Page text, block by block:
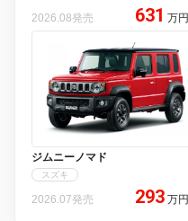
2026.08発売 631 万円
ジムニーノマド
スズキ
2026.07発売 293 万円